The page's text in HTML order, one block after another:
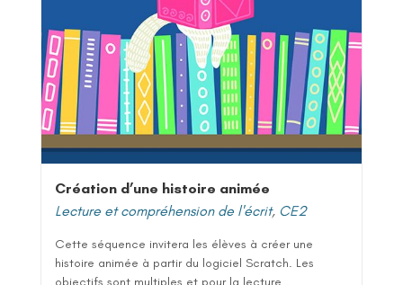
Création d’une histoire animée
Lecture et compréhension de l'écrit, CE2
Cette séquence invitera les élèves à créer une
histoire animée à partir du logiciel Scratch. Les